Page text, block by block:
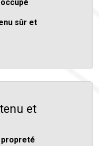
sûr et
et
propreté